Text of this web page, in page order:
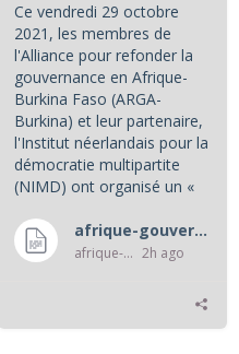
Ce vendredi 29 octobre
2021, les membres de
l'Alliance pour refonder la
gouvernance en Afrique-
Burkina Faso (ARGA-
Burkina) et leur partenaire,
l'Institut néerlandais pour la
démocratie multipartite
(NIMD) ont organisé un «
afrique-gouvernance-rss
afrique-gouvernance-rss 2h ago